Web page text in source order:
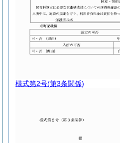
様式第2号(第3条関係)